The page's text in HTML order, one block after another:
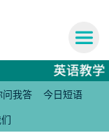
问我答 今日短语